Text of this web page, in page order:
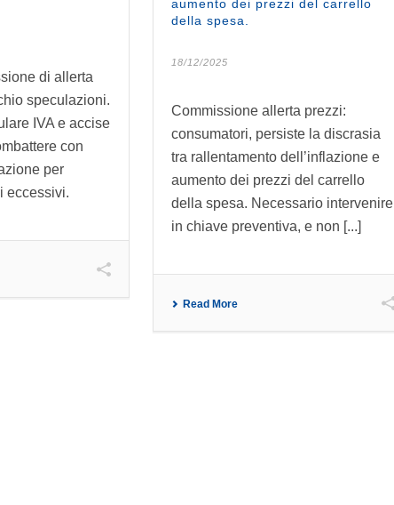
di allerta
speculazioni.
IVA e accise
con
per
eccessivi.
aumento dei prezzi del carrello
della spesa.
18/12/2025
Commissione allerta prezzi:
consumatori, persiste la discrasia
tra rallentamento dell’inflazione e
aumento dei prezzi del carrello
della spesa. Necessario intervenire
in chiave preventiva, e non [...]
Read More